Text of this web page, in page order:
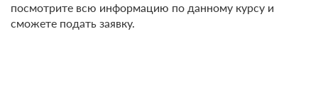
посмотрите всю информацию по данному курсу и
сможете подать заявку.